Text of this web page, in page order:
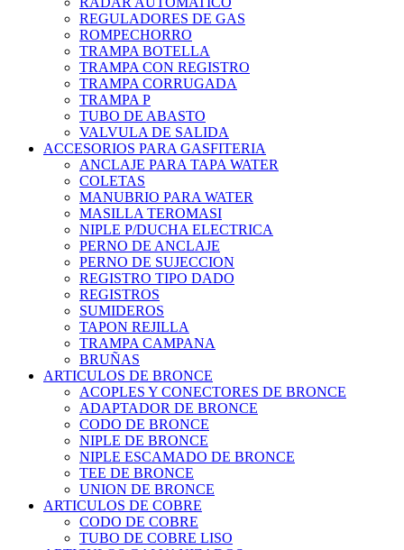
REGULADORES DE GAS
ROMPECHORRO
TRAMPA BOTELLA
TRAMPA CON REGISTRO
TRAMPA CORRUGADA
TRAMPA P
TUBO DE ABASTO
VALVULA DE SALIDA
ACCESORIOS PARA GASFITERIA
ANCLAJE PARA TAPA WATER
COLETAS
MANUBRIO PARA WATER
MASILLA TEROMASI
NIPLE P/DUCHA ELECTRICA
PERNO DE ANCLAJE
PERNO DE SUJECCION
REGISTRO TIPO DADO
REGISTROS
SUMIDEROS
TAPON REJILLA
TRAMPA CAMPANA
BRUÑAS
ARTICULOS DE BRONCE
ACOPLES Y CONECTORES DE BRONCE
ADAPTADOR DE BRONCE
CODO DE BRONCE
NIPLE DE BRONCE
NIPLE ESCAMADO DE BRONCE
TEE DE BRONCE
UNION DE BRONCE
ARTICULOS DE COBRE
CODO DE COBRE
TUBO DE COBRE LISO